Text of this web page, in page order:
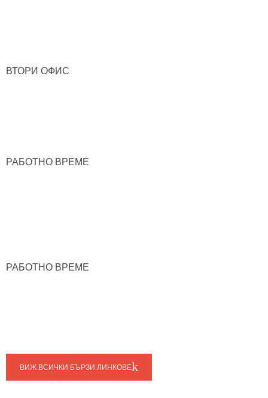
ВТОРИ ОФИС
РАБОТНО ВРЕМЕ
РАБОТНО ВРЕМЕ
ВИЖ ВСИЧКИ БЪРЗИ ЛИНКОВЕ